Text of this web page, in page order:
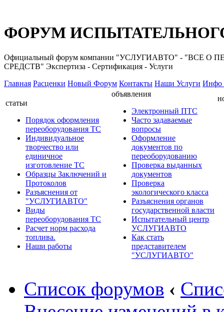
ФОРУМ
Официальный форум компании "УСЛУГИАВТО" -
СРЕДСТВ" Экспертиза - Сертификация - Услуги
Главная Расценки Новый Форум Контакты Наши Услуги Инфо
статьи
Порядок оформления
переоборудования ТС
Индивидуальное
творчество или
единичное
изготовление ТС
Образцы Заключений и
Протоколов
Разъяснения от
"УСЛУГИАВТО"
Виды
переоборудования ТС
Расчет норм расхода
топлива.
Наши работы
объявления
Электронный ПТС
Часто задаваемые
вопросы
Оформление
документов по
переоборудованию
Проверка выданных
документов
Проверка
экологического класса
Разъяснения органов
государственной власти
Испытательный центр
УСЛУГИАВТО
Как стать
представителем
"УСЛУГИАВТО"
Список форумов ‹